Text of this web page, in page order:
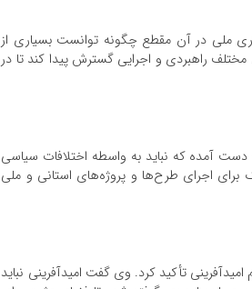
و اینکه انسجام و همکاری ملی در آن مقطع چگونه توانست بسیاری از
راهبردی و اجرایی گسترش پیدا کند تا در
آمده که نباید به واسطه اختلافات سیاسی
اجرای طرح‌ها و پروژه‌های استانی و ملی
تأکید کرد. وی گفت امیدآفرینی نباید